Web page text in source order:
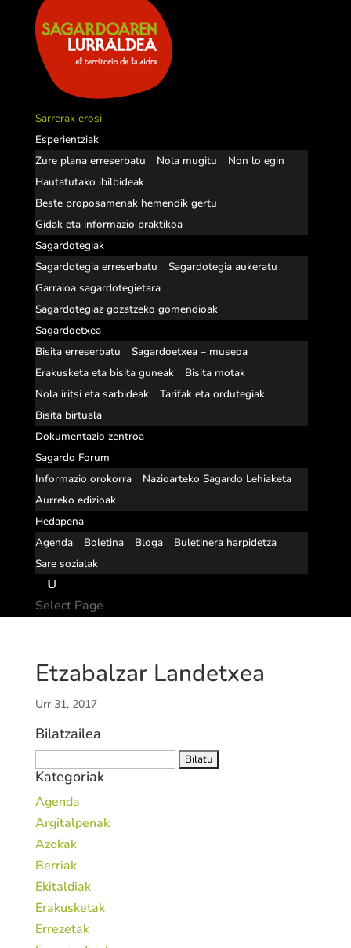
Sarrerak erosi
Esperientziak
Zure plana erreserbatu
Nola mugitu
Non lo egin
Hautatutako ibilbideak
Beste proposamenak hemendik gertu
Gidak eta informazio praktikoa
Sagardotegiak
Sagardotegia erreserbatu
Sagardotegia aukeratu
Garraioa sagardotegietara
Sagardotegiaz gozatzeko gomendioak
Sagardoetxea
Bisita erreserbatu
Sagardoetxea – museoa
Erakusketa eta bisita guneak
Bisita motak
Nola iritsi eta sarbideak
Tarifak eta ordutegiak
Bisita birtuala
Dokumentazio zentroa
Sagardo Forum
Informazio orokorra
Nazioarteko Sagardo Lehiaketa
Aurreko edizioak
Hedapena
Agenda
Boletina Bloga
Buletinera harpidetza
Sare sozialak
Select Page
Etzabalzar Landetxea
Urr 31, 2017
Bilatzailea
Kategoriak
Agenda
Argitalpenak
Azokak
Berriak
Ekitaldiak
Erakusketak
Errezetak